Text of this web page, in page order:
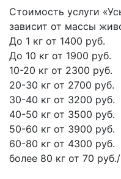
Стоимость услуги
зависит от массы
До 1 кг от 1400 руб.
До 10 кг от 1900 руб.
10-20 кг от 2300 руб.
20-30 кг от 2700 руб.
30-40 кг от 3200 руб.
40-50 кг от 3500 руб.
50-60 кг от 3900 руб.
60-80 кг от 4300 руб.
более 80 кг от 70